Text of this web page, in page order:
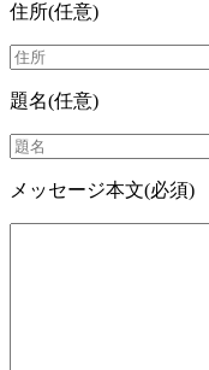
住所(任意)
題名(任意)
メッセージ本文(必須)